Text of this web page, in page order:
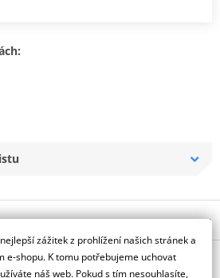
zážitek z prohlížení našich stránek a
e-shopu. K tomu potřebujeme uchovat
náš web. Pokud s tím nesouhlasíte,